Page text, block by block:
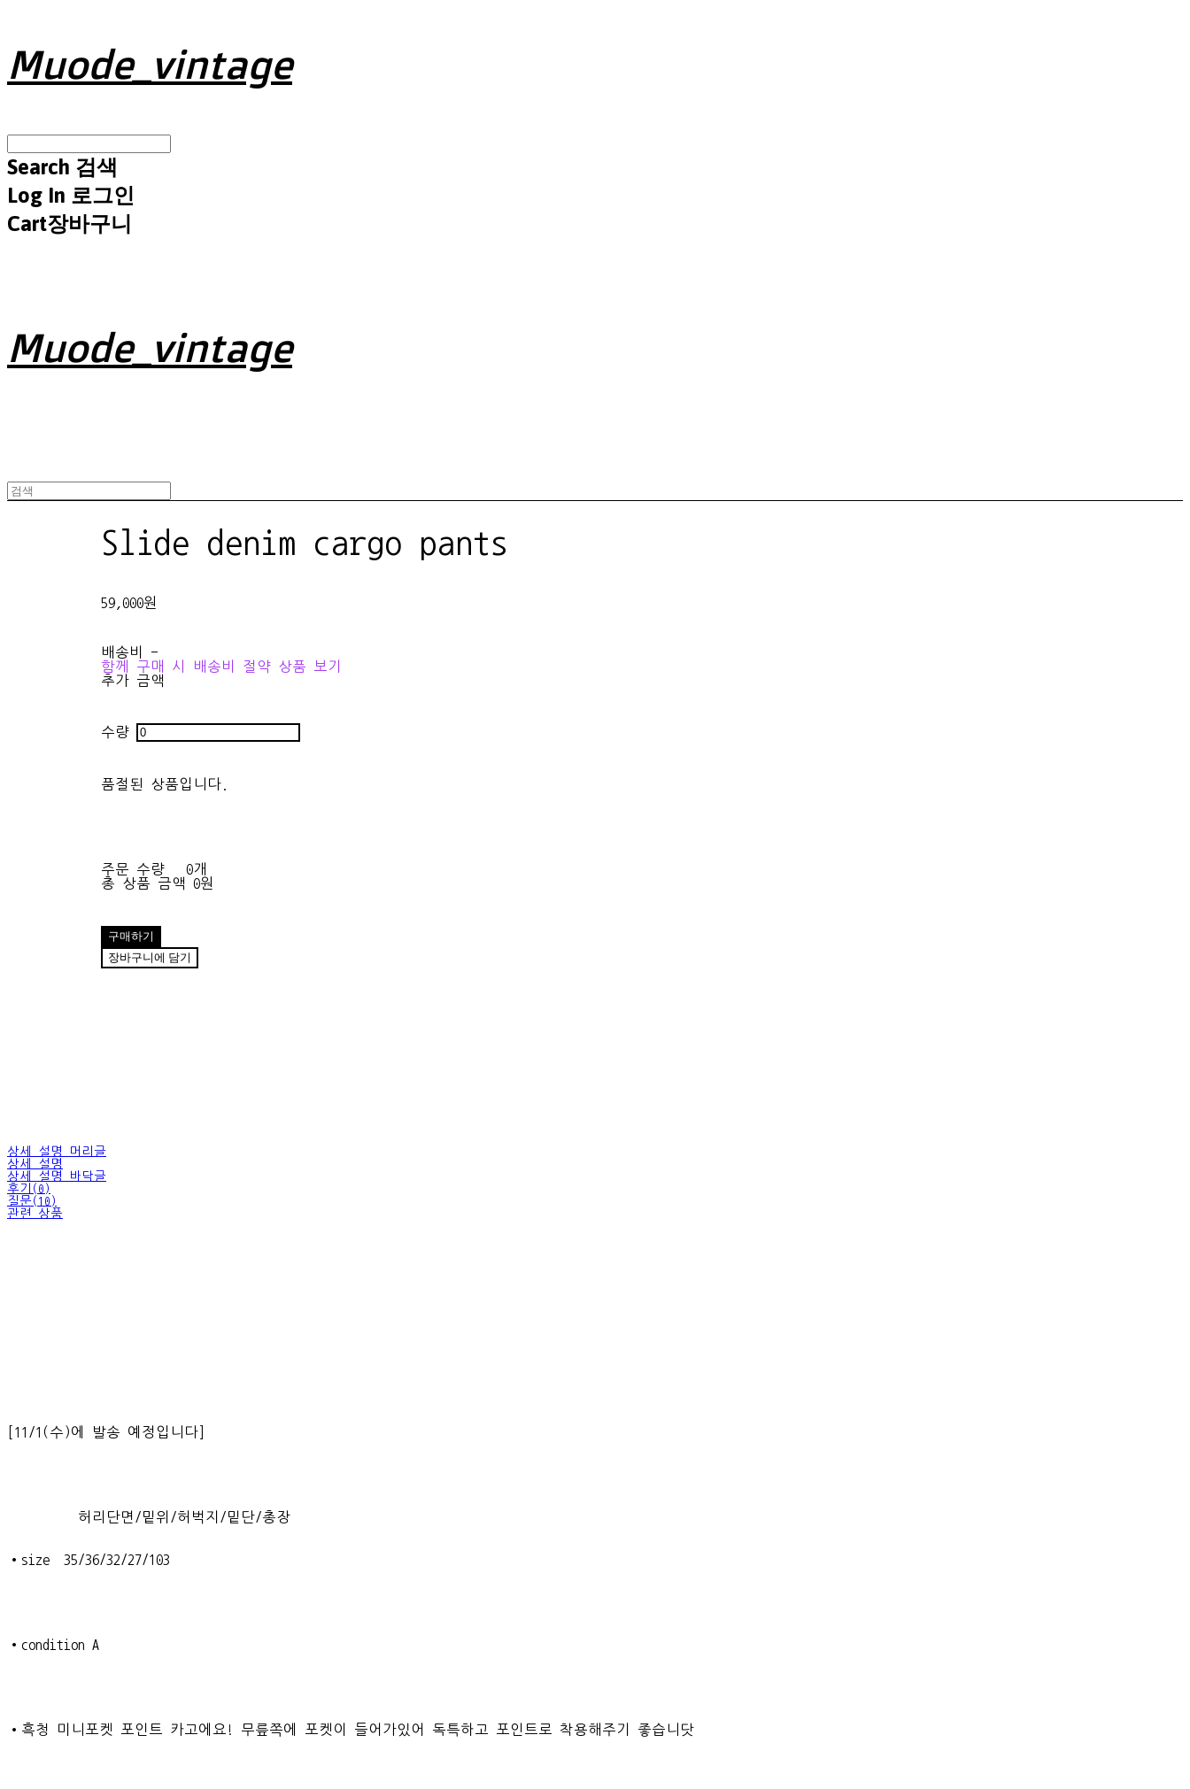
Muode_vintage
Search 검색
Log In 로그인
Cart장바구니
Muode_vintage
Slide denim cargo pants
59,000원
배송비 -
함께 구매 시 배송비 절약 상품 보기
추가 금액
수량
품절된 상품입니다.
주문 수량
0개
총 상품 금액
0원
구매하기
장바구니에 담기
상세 설명 머리글
상세 설명
상세 설명 바닥글
후기(0)
질문(10)
관련 상품
[11/1(수)에 발송 예정입니다]
허리단면/밑위/허벅지/밑단/총장
•size 35/36/32/27/103
•condition A
•흑청 미니포켓 포인트 카고에요! 무릎쪽에 포켓이 들어가있어 독특하고 포인트로 착용해주기 좋습니닷